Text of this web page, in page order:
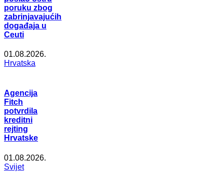
poruku zbog
zabrinjavajućih
događaja u
Ceuti
01.08.2026.
Hrvatska
Agencija
Fitch
potvrdila
kreditni
rejting
Hrvatske
01.08.2026.
Svijet